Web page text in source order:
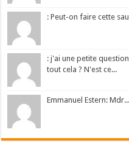
: Peut-on faire cette
: j'ai une petite
tout cela ? N'est ce...
Emmanuel Estern: Mdr...